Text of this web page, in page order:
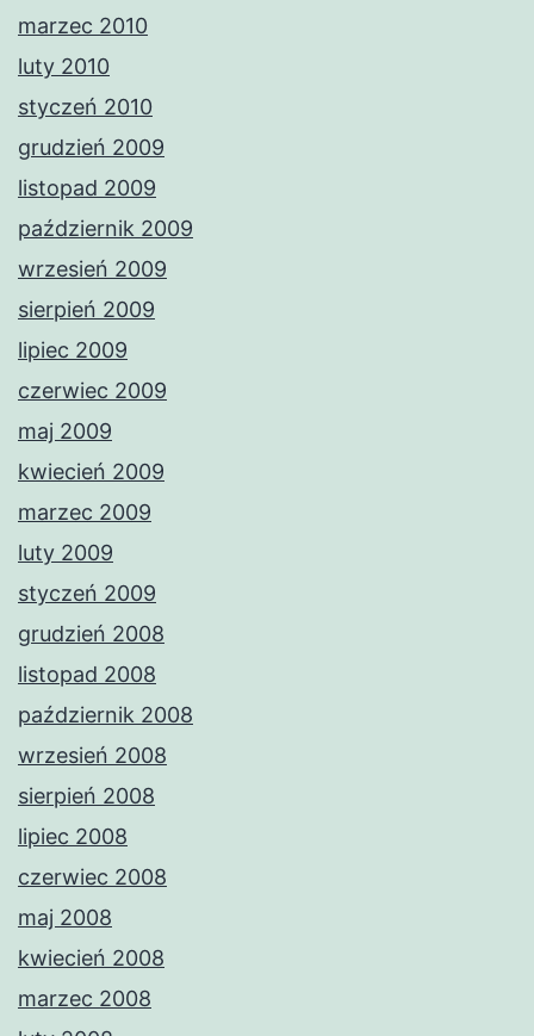
marzec 2010
luty 2010
styczeń 2010
grudzień 2009
listopad 2009
październik 2009
wrzesień 2009
sierpień 2009
lipiec 2009
czerwiec 2009
maj 2009
kwiecień 2009
marzec 2009
luty 2009
styczeń 2009
grudzień 2008
listopad 2008
październik 2008
wrzesień 2008
sierpień 2008
lipiec 2008
czerwiec 2008
maj 2008
kwiecień 2008
marzec 2008